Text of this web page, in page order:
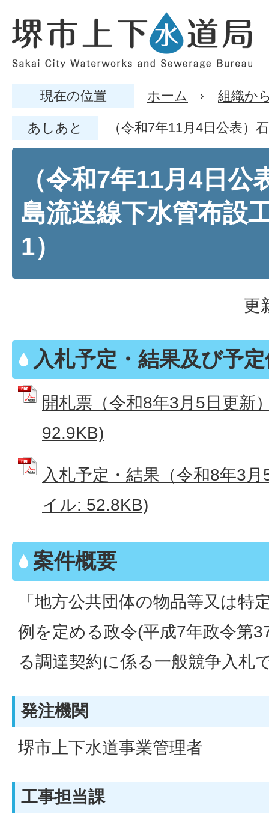
現在の位置 ホーム 組織か
あしあと （令和7年11月4日公表）
（令和7年11月4日公
島流送線下水管布設
1）
更
入札予定・結果及び予
開札票（令和8年3月5日更新
92.9KB)
入札予定・結果（令和8年3
イル: 52.8KB)
案件概要
「地方公共団体の物品等又は特
例を定める政令(平成7年政令第
る調達契約に係る一般競争入札
発注機関
堺市上下水道事業管理者
工事担当課